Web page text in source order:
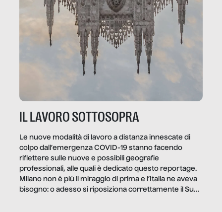
IL LAVORO SOTTOSOPRA
Le nuove modalità di lavoro a distanza innescate di
colpo dall’emergenza COVID-19 stanno facendo
riflettere sulle nuove e possibili geografie
professionali, alle quali è dedicato questo reportage.
Milano non è più il miraggio di prima e l’Italia ne aveva
bisogno: o adesso si riposiziona correttamente il Sud